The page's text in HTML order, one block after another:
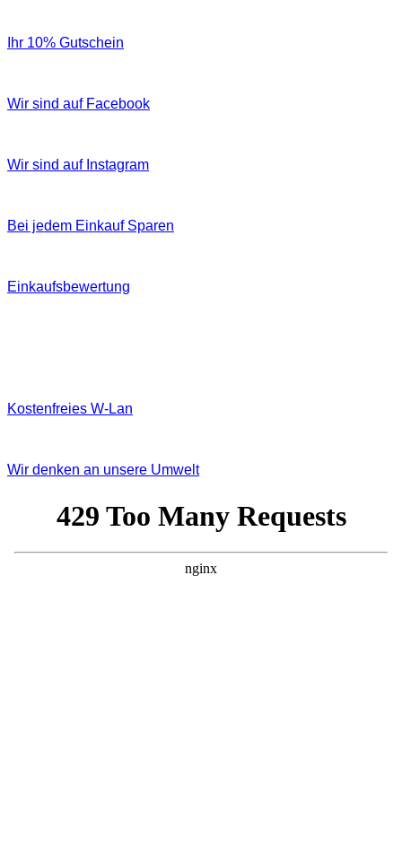
Ihr 10% Gutschein
Wir sind auf Facebook
Wir sind auf Instagram
Bei jedem Einkauf Sparen
Einkaufsbewertung
Kostenfreies W‐Lan
Wir denken an unsere Umwelt